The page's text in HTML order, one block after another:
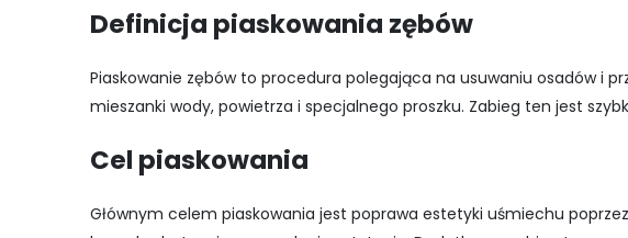
Definicja piaskowania zębów
Piaskowanie zębów to procedura polegająca na usuwaniu osadów i
mieszanki wody, powietrza i specjalnego proszku. Zabieg ten jest
Cel piaskowania
Głównym celem piaskowania jest poprawa estetyki uśmiechu